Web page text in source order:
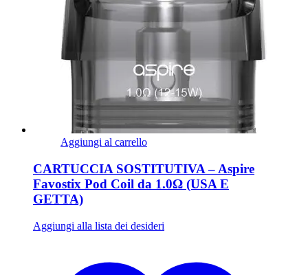
Aggiungi al carrello
CARTUCCIA SOSTITUTIVA – Aspire
Favostix Pod Coil da 1.0Ω (USA E
GETTA)
Aggiungi alla lista dei desideri